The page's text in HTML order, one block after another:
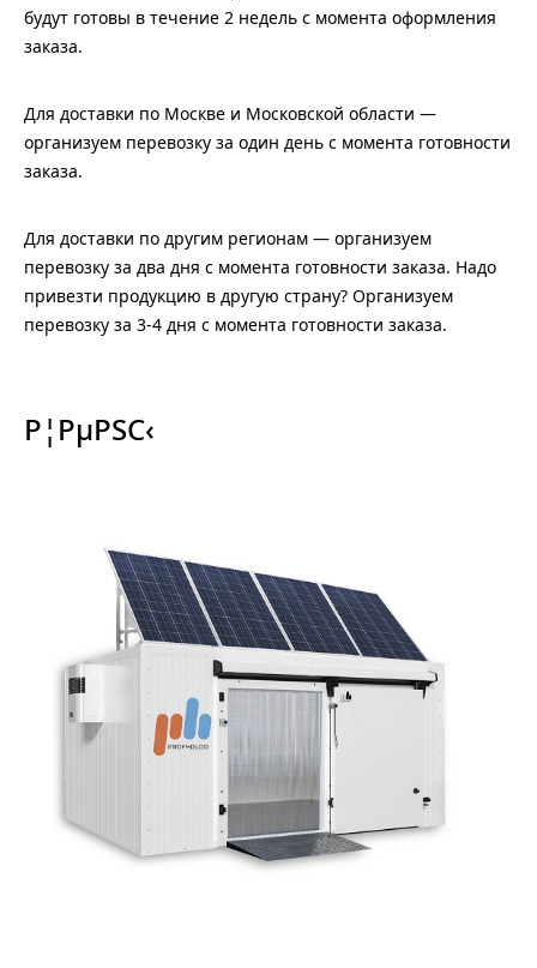
будут готовы в течение 2 недель с момента оформления
заказа.
Для доставки по Москве и Московской области —
организуем перевозку за один день с момента готовности
заказа.
Для доставки по другим регионам — организуем
перевозку за два дня с момента готовности заказа. Надо
привезти продукцию в другую страну? Организуем
перевозку за 3-4 дня с момента готовности заказа.
Р¦РµРЅС‹